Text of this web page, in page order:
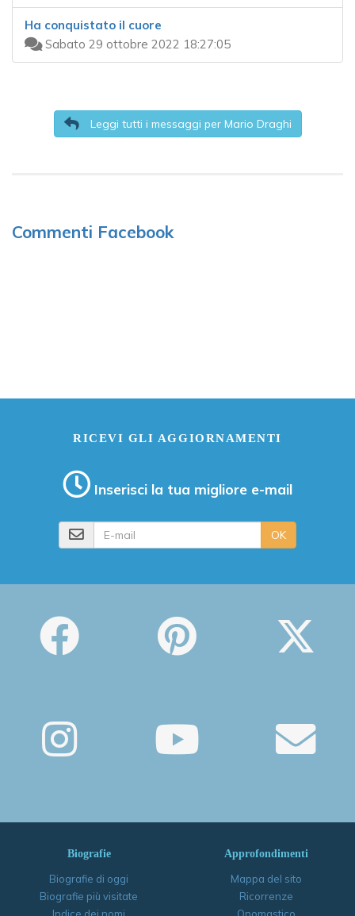
Ha conquistato il cuore
Sabato 29 ottobre 2022 18:27:05
Leggi tutti i messaggi per Mario Draghi
Commenti Facebook
RICEVI GLI AGGIORNAMENTI
Inserisci la tua migliore e-mail
OK
Biografie
Biografie di oggi
Biografie più visitate
Indice dei nomi
Approfondimenti
Mappa del sito
Ricorrenze
Onomastico